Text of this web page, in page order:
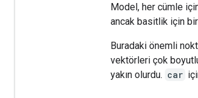
Model, her cümle
ancak basitlik için
Buradaki önemli
vektörleri çok
yakın olurdu. car